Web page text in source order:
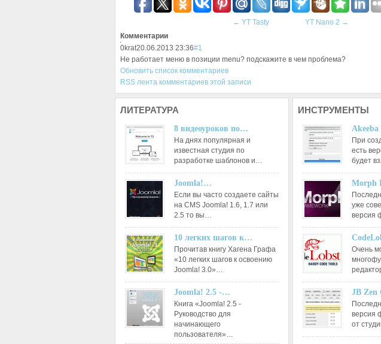
← YT Tasty YT Nano 2 →
Комментарии
0krat20.06.2013 23:36#1
Не работает меню в позиции menu? подскажите в чем проблема?
Обновить список комментариев
RSS лента комментариев этой записи
ЛИТЕРАТУРА
8 видеоуроков по…
На днях популярная и
известная студия по
разработке шаблонов и…
Joomla!…
Если вы часто создаете сайты
на CMS Joomla! 1.6, 1.7 или
2.5 то вы…
10 легких шагов к…
Прочитав книгу Хагена Графа
«10 легких шагов к освоению
Joomla! 3.0»…
Joomla! 2.5 -…
Книга «Joomla! 2.5 -
Руководство для
начинающего
пользователя»…
ИНСТРУМЕНТЫ
При
есть
будет
Morph
уже
версия
Очень
JB
версия
от